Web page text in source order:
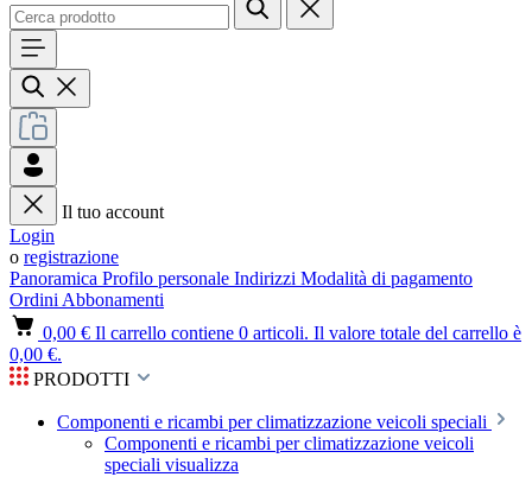
Il tuo account
Login
o registrazione
Panoramica Profilo personale Indirizzi Modalità di pagamento
Ordini Abbonamenti
0,00 € Il carrello contiene 0 articoli. Il valore totale del carrello è
0,00 €.
PRODOTTI
Componenti e ricambi per climatizzazione veicoli speciali
Componenti e ricambi per climatizzazione veicoli
speciali visualizza